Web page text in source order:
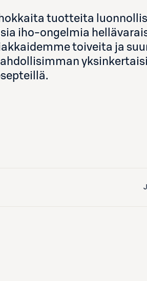
tuotteita
iho-ongelmia
toiveita ja